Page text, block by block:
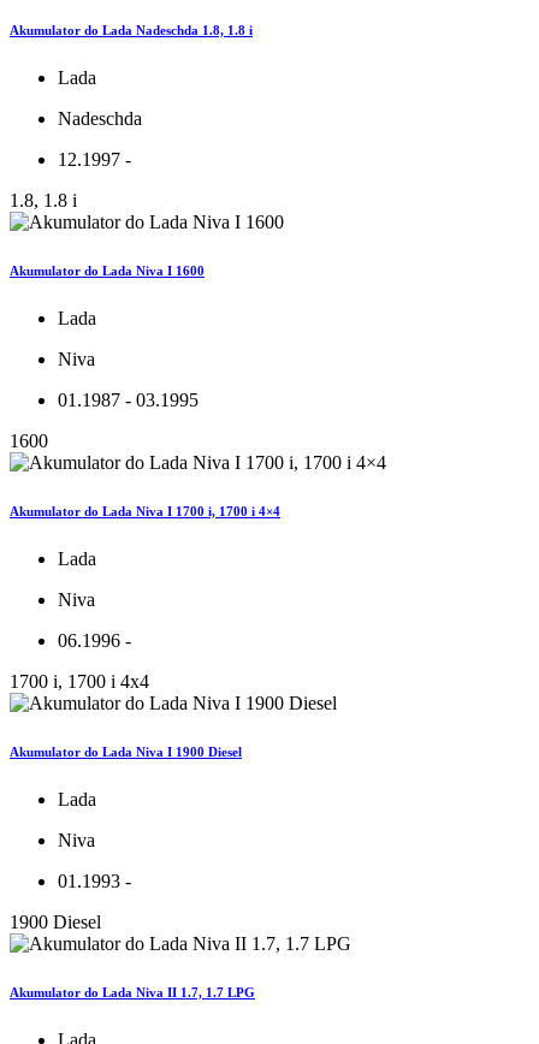
Akumulator do Lada Nadeschda 1.8, 1.8 i
Lada
Nadeschda
12.1997 -
1.8, 1.8 i
Akumulator do Lada Niva I 1600
Lada
Niva
01.1987 - 03.1995
1600
Akumulator do Lada Niva I 1700 i, 1700 i 4×4
Lada
Niva
06.1996 -
1700 i, 1700 i 4x4
Akumulator do Lada Niva I 1900 Diesel
Lada
Niva
01.1993 -
1900 Diesel
Akumulator do Lada Niva II 1.7, 1.7 LPG
Lada